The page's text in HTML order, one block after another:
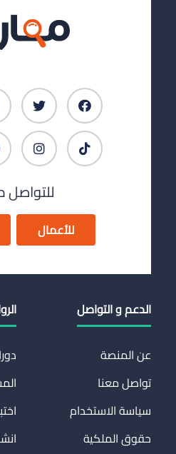
للتواصل
للأعمال
الدعم و التواصل
عن المنصة
تواصل معنا
سياسة الاستخدام
حقوق الملكية